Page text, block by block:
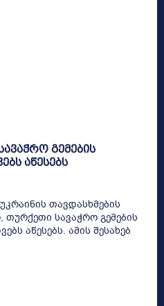
გემების
აწესებს
თავდასხმების
სავაჭრო გემების
აწესებს. ამის შესახებ